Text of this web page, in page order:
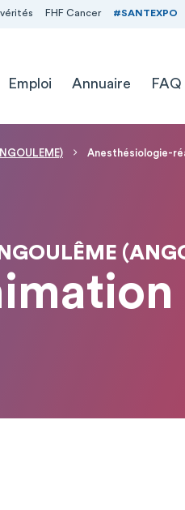
FHF Cancer #SANTEXPO
Emploi Annuaire FAQ
Anesthésiologie-